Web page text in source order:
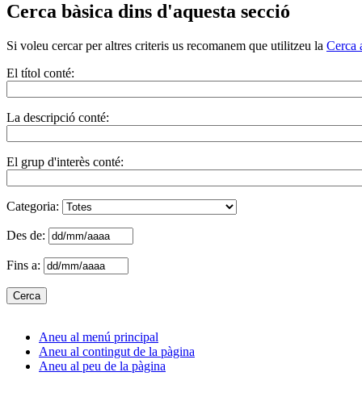
Cerca bàsica dins d'aquesta secció
Si voleu cercar per altres criteris us recomanem que utilitzeu la Cerca
El títol conté:
La descripció conté:
El grup d'interès conté:
Categoria:
Des de:
Fins a:
Aneu al menú principal
Aneu al contingut de la pàgina
Aneu al peu de la pàgina